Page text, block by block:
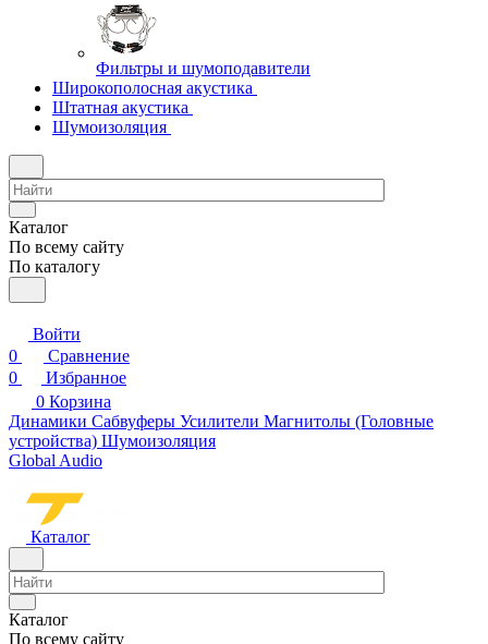
Фильтры и шумоподавители
Широкополосная акустика
Штатная акустика
Шумоизоляция
Каталог
По всему сайту
По каталогу
Войти
0
Сравнение
0
Избранное
0 Корзина
Динамики Сабвуферы Усилители Магнитолы (Головные
устройства) Шумоизоляция
Global Audio
Каталог
Каталог
По всему сайту